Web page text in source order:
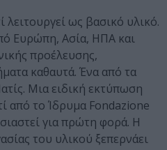
λειτουργεί ως βασικό υλικό.
Ευρώπη, Ασία, ΗΠΑ και
προέλευσης,
καθαυτά. Ένα από τα
Μια ειδική εκτύπωση
από το Ίδρυμα Fondazione
για πρώτη φορά. Η
του υλικού ξεπερνάει